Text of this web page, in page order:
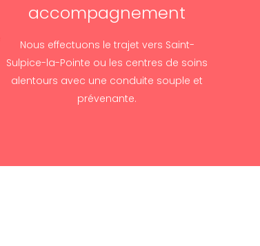
accompagnement
Nous effectuons le trajet vers Saint-
Sulpice-la-Pointe ou les centres de soins
alentours avec une conduite souple et
prévenante.